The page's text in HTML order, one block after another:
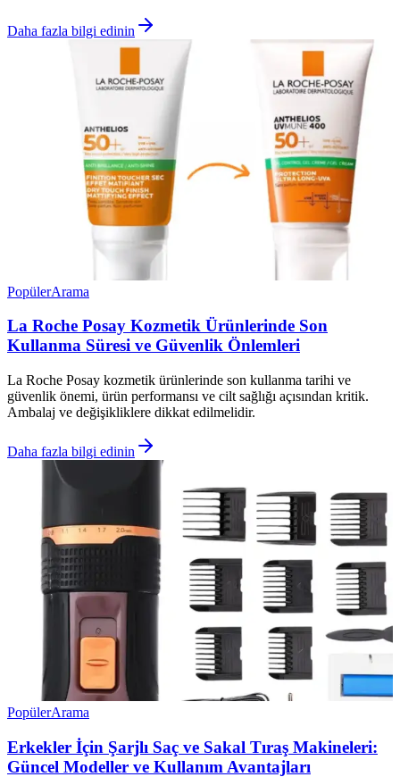
Daha fazla bilgi edinin
PopülerArama
La Roche Posay Kozmetik Ürünlerinde Son
Kullanma Süresi ve Güvenlik Önlemleri
La Roche Posay kozmetik ürünlerinde son kullanma tarihi ve
güvenlik önemi, ürün performansı ve cilt sağlığı açısından kritik.
Ambalaj ve değişikliklere dikkat edilmelidir.
Daha fazla bilgi edinin
PopülerArama
Erkekler İçin Şarjlı Saç ve Sakal Tıraş Makineleri:
Güncel Modeller ve Kullanım Avantajları